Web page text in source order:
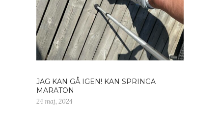
JAG KAN GÅ IGEN! KAN SPRINGA
MARATON
24 maj, 2024